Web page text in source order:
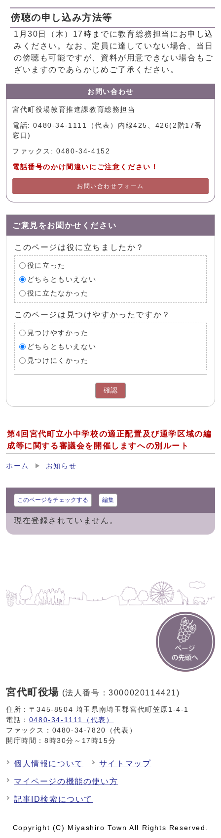
傍聴の申し込み方法等
1月30日（木）17時までに教育総務担当にお申し込
みください。なお、定員に達していない場合、当日
の傍聴も可能ですが、資料が用意できない場合もご
ざいますのであらかじめご了承ください。
お問い合わせ
宮代町役場教育推進課教育総務担当
電話: 0480-34-1111（代表）内線425、426(2階17番
窓口)
ファックス: 0480-34-4152
電話番号のかけ間違いにご注意ください！
お問い合わせフォーム
ご意見をお聞かせください
このページは役に立ちましたか？
役に立った
どちらともいえない
役に立たなかった
このページは見つけやすかったですか？
見つけやすかった
どちらともいえない
見つけにくかった
確認
第4回宮代町立小中学校の適正配置及び通学区域の編
成等に関する審議会を開催しますへの別ルート
ホーム お知らせ
このページをチェックする 編集
現在登録されていません。
宮代町役場 (法人番号：3000020114421)
住所：〒345-8504 埼玉県南埼玉郡宮代町笠原1-4-1
電話： 0480-34-1111（代表）
ファックス：0480-34-7820（代表）
開庁時間：8時30分～17時15分
個人情報について サイトマップ
マイページの機能の使い方
記事ID検索について
Copyright (C) Miyashiro Town All Rights Reserved.